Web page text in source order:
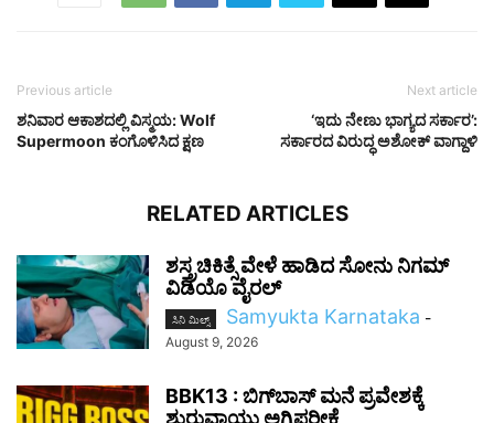
Previous article
ಶನಿವಾರ ಆಕಾಶದಲ್ಲಿ ವಿಸ್ಮಯ: Wolf
Supermoon ಕಂಗೊಳಿಸಿದ ಕ್ಷಣ
Next article
‘ಇದು ನೇಣು ಭಾಗ್ಯದ ಸರ್ಕಾರ’:
ಸರ್ಕಾರದ ವಿರುದ್ಧ ಅಶೋಕ್ ವಾಗ್ದಾಳಿ
RELATED ARTICLES
ಶಸ್ತ್ರಚಿಕಿತ್ಸೆ ವೇಳೆ ಹಾಡಿದ ಸೋನು ನಿಗಮ್
ವಿಡಿಯೊ ವೈರಲ್
ಸಿನಿ ಮಿಲ್ಸ್ Samyukta Karnataka -
August 9, 2026
BBK13 : ಬಿಗ್‌ಬಾಸ್‌ ಮನೆ ಪ್ರವೇಶಕ್ಕೆ